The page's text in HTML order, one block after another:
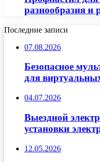
разнообразия и
Последние записи
07.08.2026
Безопасное
для
04.07.2026
Выездной
установки
12.05.2026